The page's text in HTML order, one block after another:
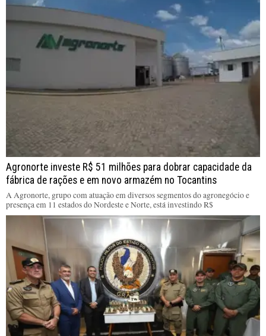
Agronorte investe R$ 51 milhões para dobrar capacidade da
fábrica de rações e em novo armazém no Tocantins
A Agronorte, grupo com atuação em diversos segmentos do agronegócio e
presença em 11 estados do Nordeste e Norte, está investindo R$